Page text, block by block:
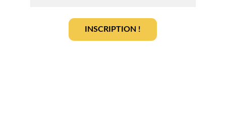
INSCRIPTION !